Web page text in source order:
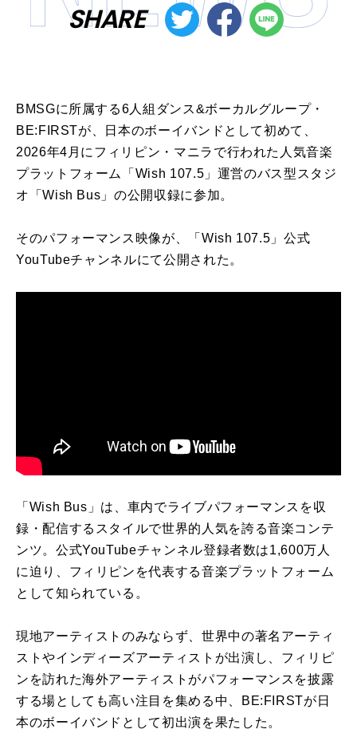
SHARE
BMSGに所属する6人組ダンス&ボーカルグループ・
BE:FIRSTが、日本のボーイバンドとして初めて、
2026年4月にフィリピン・マニラで行われた人気音楽
プラットフォーム「Wish 107.5」運営のバス型スタジ
オ「Wish Bus」の公開収録に参加。
そのパフォーマンス映像が、「Wish 107.5」公式
YouTubeチャンネルにて公開された。
「Wish Bus」は、車内でライブパフォーマンスを収
録・配信するスタイルで世界的人気を誇る音楽コンテ
ンツ。公式YouTubeチャンネル登録者数は1,600万人
に迫り、フィリピンを代表する音楽プラットフォーム
として知られている。
現地アーティストのみならず、世界中の著名アーティ
ストやインディーズアーティストが出演し、フィリピ
ンを訪れた海外アーティストがパフォーマンスを披露
する場としても高い注目を集める中、BE:FIRSTが日
本のボーイバンドとして初出演を果たした。